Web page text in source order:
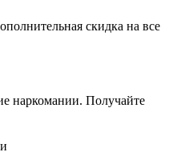
скидка на все
наркомании. Получайте